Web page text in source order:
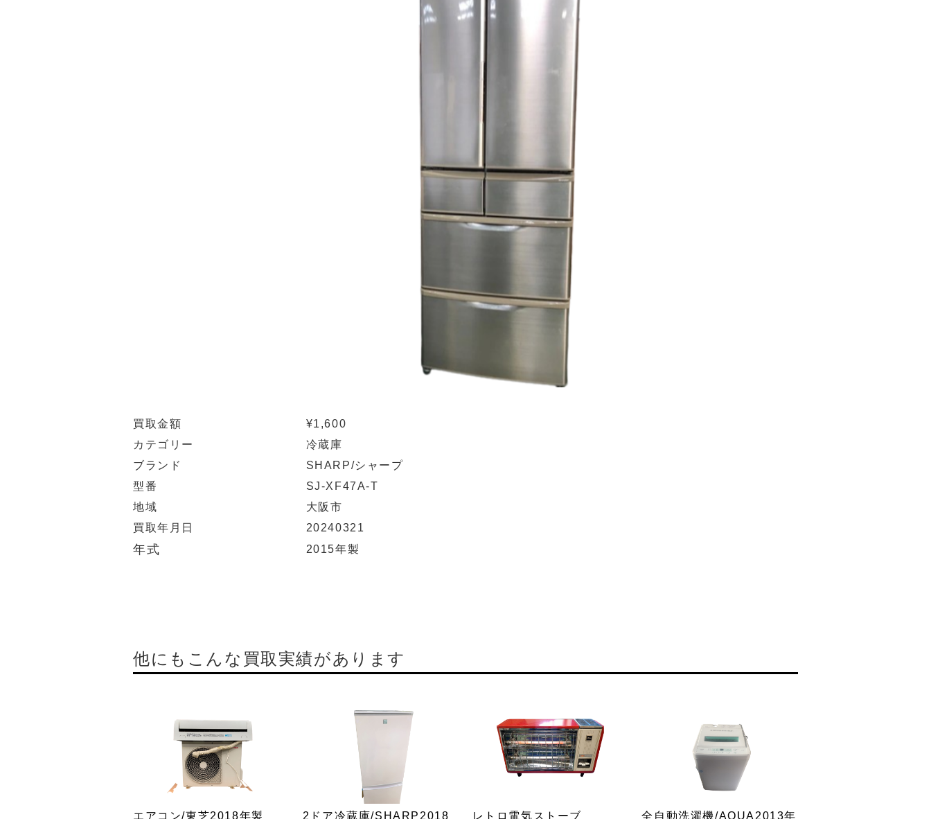
買取金額
¥1,600
カテゴリー
冷蔵庫
ブランド
SHARP/シャープ
型番
SJ-XF47A-T
地域
大阪市
買取年月日
20240321
年式 2015年製
他にもこんな買取実績があります
エアコン/東芝2018年製
2ドア冷蔵庫/SHARP2018
レトロ電気ストーブ
全自動洗濯機/AQUA2013年